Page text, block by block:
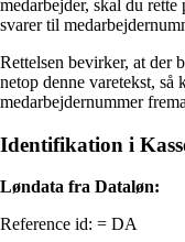
medarbejder, skal du rette
svarer til
Rettelsen bevirker, at der
netop denne varetekst, så
medarbejdernummer
Identifikation i
Løndata fra Dataløn:
Reference id: = DA